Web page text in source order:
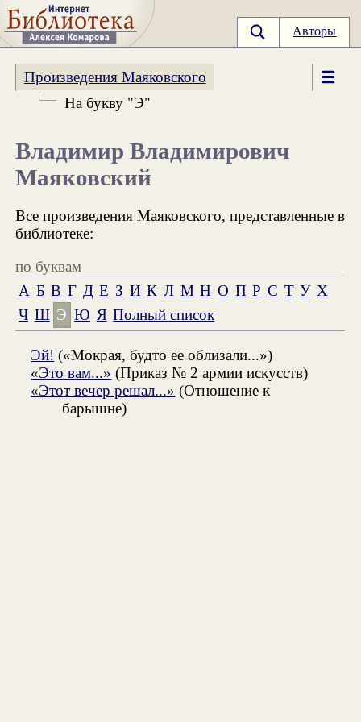
Авторы
Произведения Маяковского
На букву "Э"
Владимир Владимирович
Маяковский
Все произведения Маяковского, представленные в
библиотеке:
по буквам
А Б В Г Д Е З И К Л М Н О П Р С Т У Х
Ч Ш Э Ю Я Полный список
Эй! («Мокрая, будто ее облизали...»)
«Это вам...» (Приказ № 2 армии искусств)
«Этот вечер решал...» (Отношение к
барышне)